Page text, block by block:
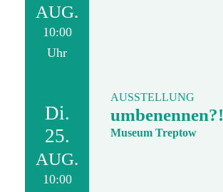
AUG.
10:00
Uhr
Di.
25.
AUG.
10:00
AUSSTELLUNG
umbenennen?!
Museum Treptow